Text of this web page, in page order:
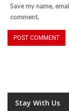
Save my name,
comment.
Stay With Us